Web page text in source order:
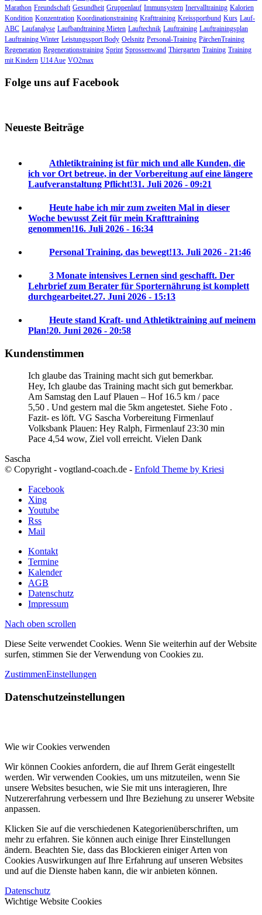
Marathon Freundschaft Gesundheit Gruppenlauf Immunsystem Inervalltraining Kalorien
Kondition Konzentration Koordinationstraining Krafttraining Kreissportbund Kurs Lauf-
ABC Laufanalyse Laufbandtraining Mieten Lauftechnik Lauftraining Lauftrainingsplan
Lauftraining Winter Leistungssport Body Oelsnitz Personal-Training PärchenTraining
Regeneration Regenerationstraining Sprint Sprossenwand Thiergarten Training Training
mit Kindern U14 Aue VO2max
Folge uns auf Facebook
Neueste Beiträge
Athletiktraining ist für mich und alle Kunden, die
ich vor Ort betreue, in der Vorbereitung auf eine längere
Laufveranstaltung Pflicht!31. Juli 2026 - 09:21
Heute habe ich mir zum zweiten Mal in dieser
Woche bewusst Zeit für mein Krafttraining
genommen!16. Juli 2026 - 16:34
Personal Training, das bewegt!13. Juli 2026 - 21:46
3 Monate intensives Lernen sind geschafft. Der
Lehrbrief zum Berater für Sporternährung ist komplett
durchgearbeitet.27. Juni 2026 - 15:13
Heute stand Kraft- und Athletiktraining auf meinem
Plan!20. Juni 2026 - 20:58
Kundenstimmen
Ich glaube das Training macht sich gut bemerkbar.
Hey, Ich glaube das Training macht sich gut bemerkbar.
Am Samstag den Lauf Plauen – Hof 16.5 km / pace
5,50 . Und gestern mal die 5km angetestet. Siehe Foto .
Fazit- es löft. VG Sascha Vorbereitung Firmenlauf
Volksbank Plauen: Hey Ralph, Firmenlauf 23:30 min
Pace 4,54 wow, Ziel voll erreicht. Vielen Dank
Sascha
© Copyright - vogtland-coach.de - Enfold Theme by Kriesi
Facebook
Xing
Youtube
Rss
Mail
Kontakt
Termine
Kalender
AGB
Datenschutz
Impressum
Nach oben scrollen
Diese Seite verwendet Cookies. Wenn Sie weiterhin auf der Website
surfen, stimmen Sie der Verwendung von Cookies zu.
ZustimmenEinstellungen
Datenschutzeinstellungen
Wie wir Cookies verwenden
Wir können Cookies anfordern, die auf Ihrem Gerät eingestellt
werden. Wir verwenden Cookies, um uns mitzuteilen, wenn Sie
unsere Websites besuchen, wie Sie mit uns interagieren, Ihre
Nutzererfahrung verbessern und Ihre Beziehung zu unserer Website
anpassen.
Klicken Sie auf die verschiedenen Kategorienüberschriften, um
mehr zu erfahren. Sie können auch einige Ihrer Einstellungen
ändern. Beachten Sie, dass das Blockieren einiger Arten von
Cookies Auswirkungen auf Ihre Erfahrung auf unseren Websites
und auf die Dienste haben kann, die wir anbieten können.
Datenschutz
Wichtige Website Cookies